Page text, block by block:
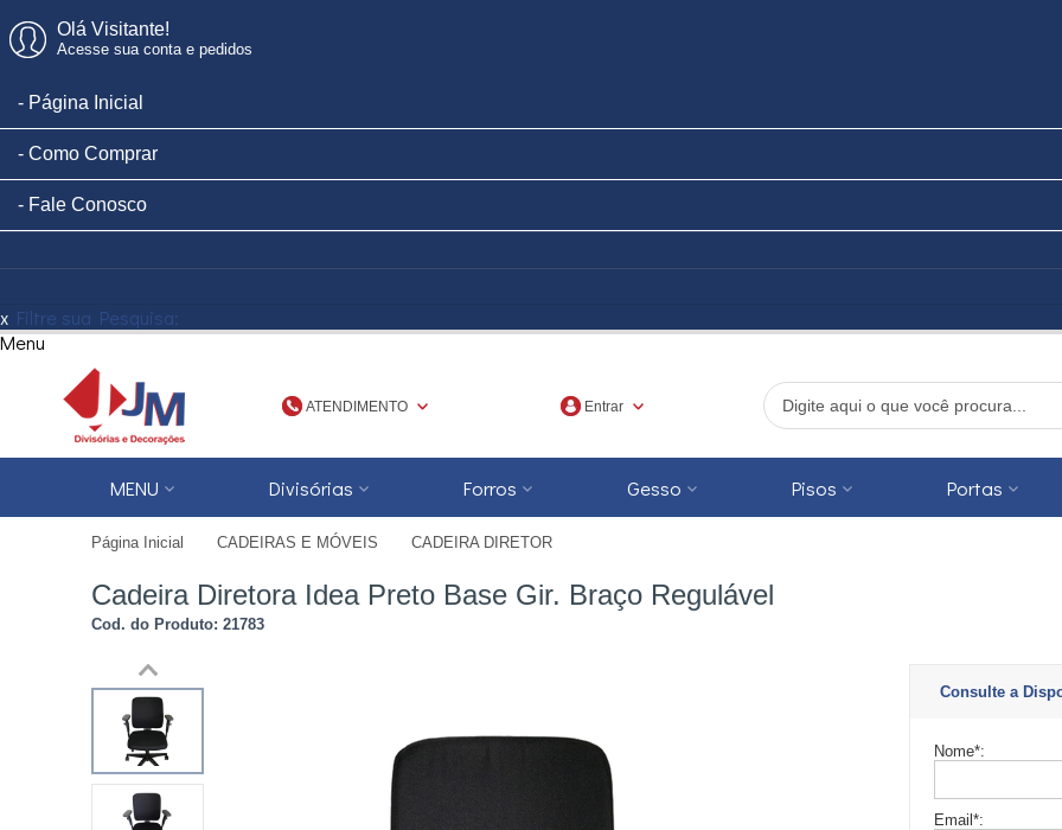
Olá Visitante!
Acesse sua conta e pedidos
Página Inicial
Como Comprar
Fale Conosco
x Filtre sua Pesquisa:
Menu
ATENDIMENTO
(48) 3623-1777
4836231777
Entrar
MENU Divisórias Forros Gesso Pisos Portas
Página Inicial CADEIRAS E MÓVEIS CADEIRA DIRETOR
Cadeira Diretora Idea Preto Base Gir. Braço Regulável
Cod. do Produto: 21783
Consulte a
Nome*:
Email*: